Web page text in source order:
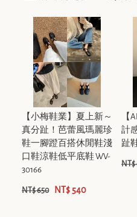
【小梅鞋業】夏上新～
真分趾！芭蕾風瑪麗珍
鞋一腳蹬百搭休閒鞋淺
口鞋涼鞋低平底鞋 WV-
30166
NT$ 650 NT$ 540
【
計
趾
NT$